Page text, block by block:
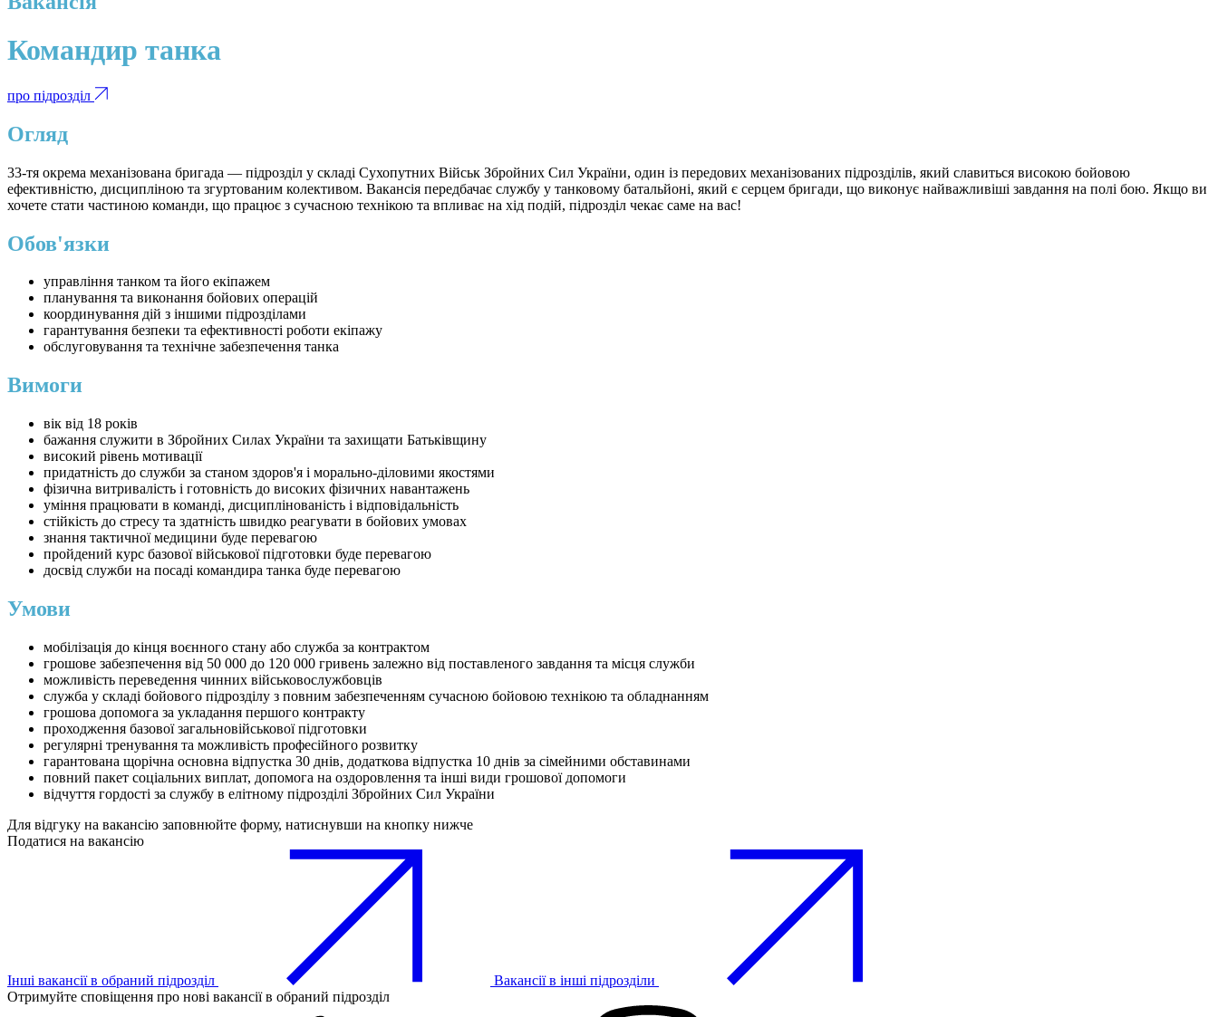
Командир танка
про підрозділ
Огляд
33-тя окрема механізована бригада — підрозділ у складі Сухопутних Військ Збройних Сил України, один із передових механізованих підрозділів, який славиться високою бойовою
ефективністю, дисципліною та згуртованим колективом. Вакансія передбачає службу у танковому батальйоні, який є серцем бригади, що виконує найважливіші завдання на полі бою. Якщо ви
хочете стати частиною команди, що працює з сучасною технікою та впливає на хід подій, підрозділ чекає саме на вас!
Обов'язки
управління танком та його екіпажем
планування та виконання бойових операцій
координування дій з іншими підрозділами
гарантування безпеки та ефективності роботи екіпажу
обслуговування та технічне забезпечення танка
Вимоги
вік від 18 років
бажання служити в Збройних Силах України та захищати Батьківщину
високий рівень мотивації
придатність до служби за станом здоров'я і морально-діловими якостями
фізична витривалість і готовність до високих фізичних навантажень
уміння працювати в команді, дисциплінованість і відповідальність
стійкість до стресу та здатність швидко реагувати в бойових умовах
знання тактичної медицини буде перевагою
пройдений курс базової військової підготовки буде перевагою
досвід служби на посаді командира танка буде перевагою
Умови
мобілізація до кінця воєнного стану або служба за контрактом
грошове забезпечення від 50 000 до 120 000 гривень залежно від поставленого завдання та місця служби
можливість переведення чинних військовослужбовців
служба у складі бойового підрозділу з повним забезпеченням сучасною бойовою технікою та обладнанням
грошова допомога за укладання першого контракту
проходження базової загальновійськової підготовки
регулярні тренування та можливість професійного розвитку
гарантована щорічна основна відпустка 30 днів, додаткова відпустка 10 днів за сімейними обставинами
повний пакет соціальних виплат, допомога на оздоровлення та інші види грошової допомоги
відчуття гордості за службу в елітному підрозділі Збройних Сил України
Для відгуку на вакансію заповнюйте форму, натиснувши на кнопку нижче
Податися на вакансію
Інші вакансії в обраний підрозділ
Вакансії в інші підрозділи
Отримуйте сповіщення про нові вакансії в обраний підрозділ